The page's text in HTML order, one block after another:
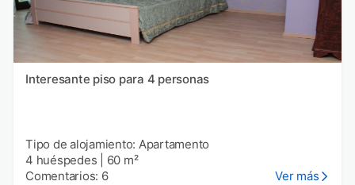
Interesante piso para 4 personas
Tipo de alojamiento: Apartamento
4 huéspedes
60 m²
Comentarios: 6
Ver más